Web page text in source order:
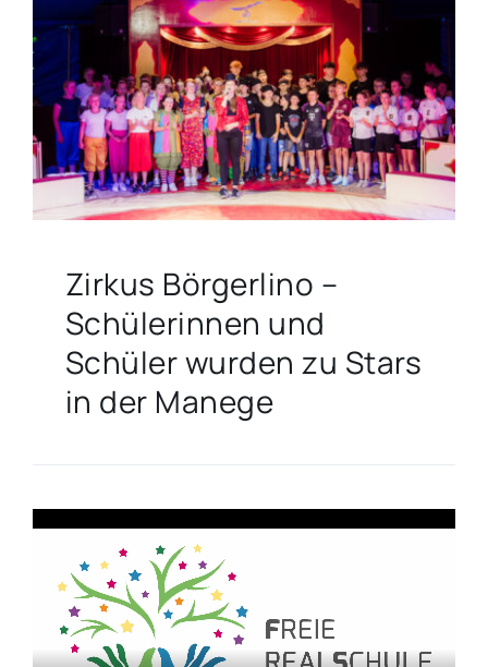
KONTAKT
ARCHIV
Zirkus Börgerlino –
Schülerinnen und
Schüler wurden zu Stars
in der Manege